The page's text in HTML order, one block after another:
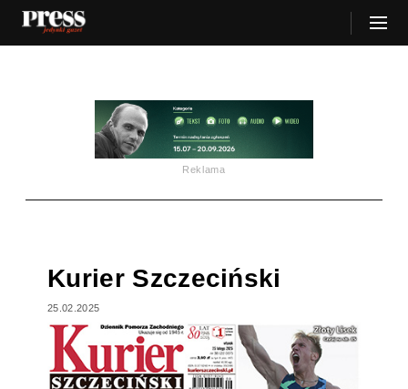
Reklama
Kurier Szczeciński
25.02.2025